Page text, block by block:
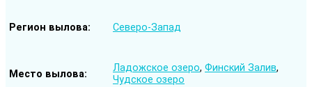
Регион вылова Северо-Запад
Место вылова
Ладожское озеро, Финский Залив,
Чудское озеро